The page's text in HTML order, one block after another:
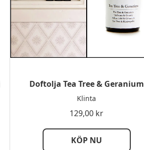
Doftolja Tea Tree & Geranium
Klinta
129,00 kr
KÖP NU